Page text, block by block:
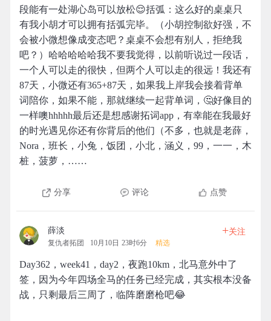
段能有一处湖心岛可以放松😌括弧：这么好的桌桌只
有我小胡才可以拥有括弧完毕。（小胡控制欲好强，不
会被小微想像成变态吧？桌桌不会想有别人，拒绝我
吧？）哈哈哈哈哈我不要我觉得，以前听说过一段话，
一个人可以走的很快，但两个人可以走的很远！我还有
87天，小微还有365+87天，如果我上岸我会接着背单
词陪你，如果不能，那就继续一起背单词，🤔好像目的
一样噢hhhhh最后还是想感谢拓词app，有幸能在我最好
的时光遇见你还有你背后的他们（不多，也就是老薛，
Nora，班长，小兔，饭团，小北，涵义，99，一一，木
桩，菠萝，……
分享 评论 点赞
薛淡
复仇者拓团 10月10日 23时6分 精选
+关注
Day362，week41，day2，夜跑10km，北马意外中了
签，因为今年四场全马的任务已经完成，其实根本没备
战，只剩最后三周了，临阵磨磨枪吧😂